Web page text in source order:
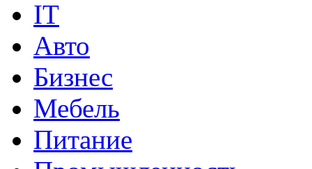
IT
Авто
Бизнес
Мебель
Питание